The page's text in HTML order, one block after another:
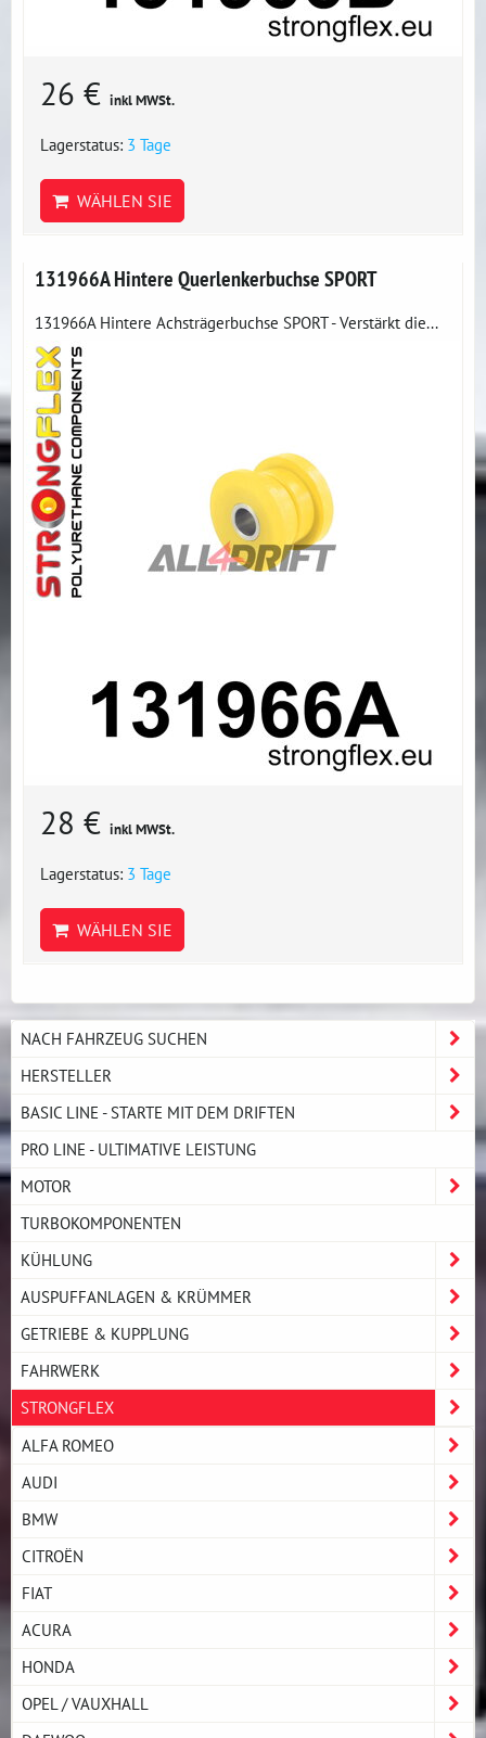
26 € inkl MWSt.
Lagerstatus: 3 Tage
WÄHLEN SIE
131966A Hintere Querlenkerbuchse SPORT
131966A Hintere Achsträgerbuchse SPORT - Verstärkt die...
28 € inkl MWSt.
Lagerstatus: 3 Tage
WÄHLEN SIE
NACH FAHRZEUG SUCHEN
HERSTELLER
BASIC LINE - STARTE MIT DEM DRIFTEN
PRO LINE - ULTIMATIVE LEISTUNG
MOTOR
TURBOKOMPONENTEN
KÜHLUNG
AUSPUFFANLAGEN & KRÜMMER
GETRIEBE & KUPPLUNG
FAHRWERK
STRONGFLEX
ALFA ROMEO
AUDI
BMW
CITROËN
FIAT
ACURA
HONDA
OPEL / VAUXHALL